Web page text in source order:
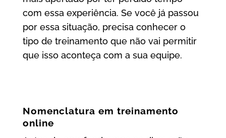
com essa experiência. Se você já passou
por essa situação, precisa conhecer o
tipo de treinamento que não vai permitir
que isso aconteça com a sua equipe.
Nomenclatura em treinamento
online